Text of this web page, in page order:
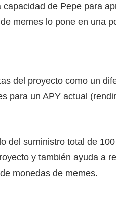
de Pepe para
memes lo pone en una
del proyecto como un
para un APY actual
del suministro total de
y también ayuda a
monedas de memes.